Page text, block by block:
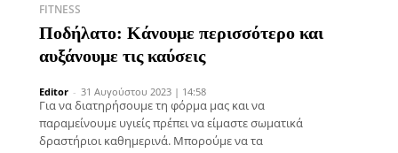
FITNESS
Ποδήλατο: Κάνουμε περισσότερο και
αυξάνουμε τις καύσεις
Editor - 31 Αυγούστου 2023 | 14:58
Για να διατηρήσουμε τη φόρμα μας και να
παραμείνουμε υγιείς πρέπει να είμαστε σωματικά
δραστήριοι καθημερινά. Μπορούμε να τα